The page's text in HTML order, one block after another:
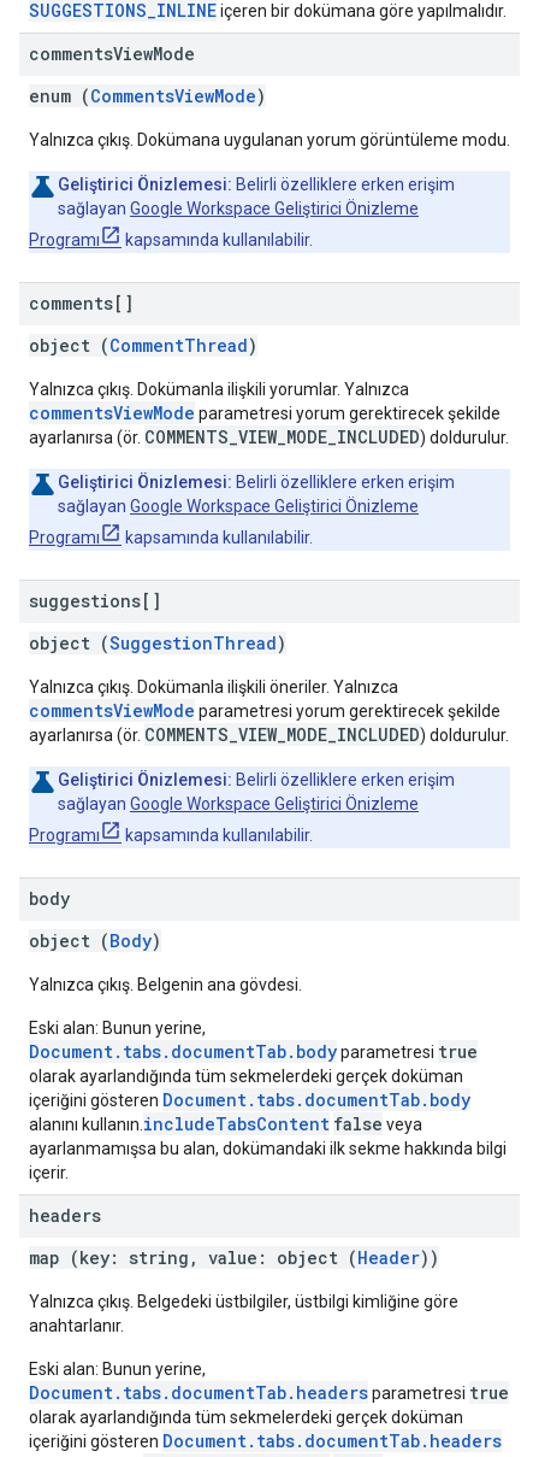
SUGGESTIONS_INLINEiçeren bir dokümana göre yapılmalıdır.
commentsViewMode
enum (CommentsViewMode)
Yalnızca çıkış. Dokümana uygulanan yorum görüntüleme modu.
Geliştirici Önizlemesi: Belirli özelliklere erken erişim
sağlayan Google Workspace Geliştirici Önizleme
Programı
kapsamında kullanılabilir.
comments[]
object (CommentThread)
Yalnızca çıkış. Dokümanla ilişkili yorumlar. Yalnızca
commentsViewMode parametresi yorum gerektirecek şekilde
ayarlanırsa (ör. COMMENTS_VIEW_MODE_INCLUDED) doldurulur.
Geliştirici Önizlemesi: Belirli özelliklere erken erişim
sağlayan Google Workspace Geliştirici Önizleme
Programı
kapsamında kullanılabilir.
suggestions[]
object (SuggestionThread)
Yalnızca çıkış. Dokümanla ilişkili öneriler. Yalnızca
commentsViewMode parametresi yorum gerektirecek şekilde
ayarlanırsa (ör. COMMENTS_VIEW_MODE_INCLUDED) doldurulur.
Geliştirici Önizlemesi: Belirli özelliklere erken erişim
sağlayan Google Workspace Geliştirici Önizleme
Programı
kapsamında kullanılabilir.
body
object (Body)
Yalnızca çıkış. Belgenin ana gövdesi.
Eski alan: Bunun yerine,
Document.tabs.documentTab.bodyparametresi true
olarak ayarlandığında tüm sekmelerdeki gerçek doküman
içeriğini gösteren Document.tabs.documentTab.body
alanını kullanın. includeTabsContent false veya
ayarlanmamışsa bu alan, dokümandaki ilk sekme hakkında bilgi
içerir.
headers
map (key: string, value: object (Header))
Yalnızca çıkış. Belgedeki üstbilgiler, üstbilgi kimliğine göre
anahtarlanır.
Eski alan: Bunun yerine,
Document.tabs.documentTab.headersparametresi true
olarak ayarlandığında tüm sekmelerdeki gerçek doküman
içeriğini gösteren Document.tabs.documentTab.headers